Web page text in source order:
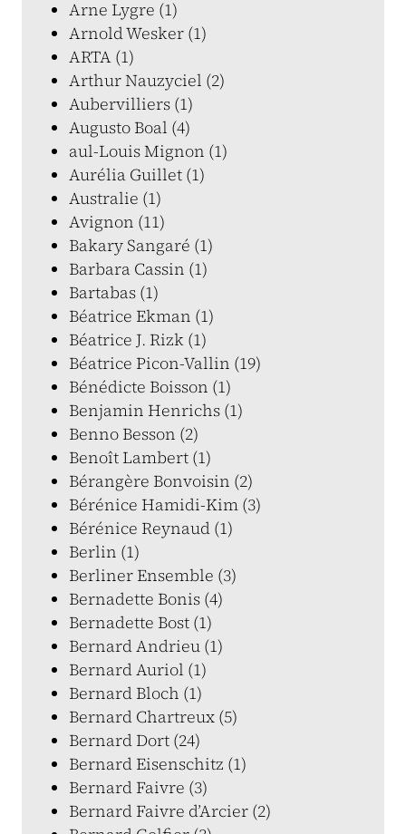
Arne Lygre (1)
Arnold Wesker (1)
ARTA (1)
Arthur Nauzyciel (2)
Aubervilliers (1)
Augusto Boal (4)
aul-Louis Mignon (1)
Aurélia Guillet (1)
Australie (1)
Avignon (11)
Bakary Sangaré (1)
Barbara Cassin (1)
Bartabas (1)
Béatrice Ekman (1)
Béatrice J. Rizk (1)
Béatrice Picon-Vallin (19)
Bénédicte Boisson (1)
Benjamin Henrichs (1)
Benno Besson (2)
Benoît Lambert (1)
Bérangère Bonvoisin (2)
Bérénice Hamidi-Kim (3)
Bérénice Reynaud (1)
Berlin (1)
Berliner Ensemble (3)
Bernadette Bonis (4)
Bernadette Bost (1)
Bernard Andrieu (1)
Bernard Auriol (1)
Bernard Bloch (1)
Bernard Chartreux (5)
Bernard Dort (24)
Bernard Eisenschitz (1)
Bernard Faivre (3)
Bernard Faivre d’Arcier (2)